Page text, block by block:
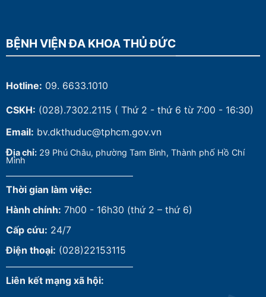
BỆNH VIỆN ĐA KHOA THỦ ĐỨC
Hotline: 09. 6633.1010
CSKH: (028).7302.2115 ( Thứ 2 - thứ 6 từ 7:00 - 16:30)
Email: bv.dkthuduc@tphcm.gov.vn
Địa chỉ: 29 Phú Châu, phường Tam Bình, Thành phố Hồ Chí
Minh
Thời gian làm việc:
Hành chính: 7h00 - 16h30 (thứ 2 – thứ 6)
Cấp cứu: 24/7
Điện thoại: (028)22153115
Liên kết mạng xã hội: